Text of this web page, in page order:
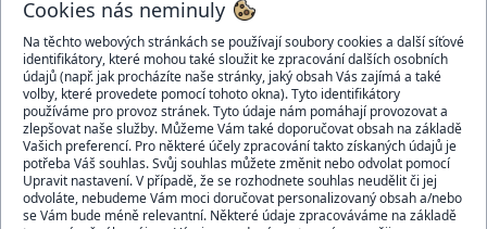
Cookies nás neminuly
Na těchto webových stránkách se používají soubory cookies a další síťové
identifikátory, které mohou také sloužit ke zpracování dalších osobních
údajů (např. jak procházíte naše stránky, jaký obsah Vás zajímá a také
volby, které provedete pomocí tohoto okna). Tyto identifikátory
používáme pro provoz stránek. Tyto údaje nám pomáhají provozovat a
zlepšovat naše služby. Můžeme Vám také doporučovat obsah na základě
Vašich preferencí. Pro některé účely zpracování takto získaných údajů je
potřeba Váš souhlas. Svůj souhlas můžete změnit nebo odvolat pomocí
Upravit nastavení. V případě, že se rozhodnete souhlas neudělit či jej
odvoláte, nebudeme Vám moci doručovat personalizovaný obsah a/nebo
se Vám bude méně relevantní. Některé údaje zpracováváme na základě
DOPRAVCI
BEZPEČNÝ OBCHOD